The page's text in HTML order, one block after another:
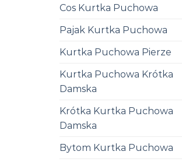
Cos Kurtka Puchowa
Pajak Kurtka Puchowa
Kurtka Puchowa Pierze
Kurtka Puchowa Krótka
Damska
Krótka Kurtka Puchowa
Damska
Bytom Kurtka Puchowa